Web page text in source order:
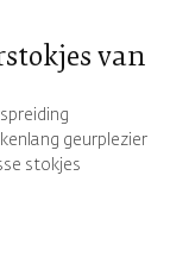
van
geurplezier
stokjes